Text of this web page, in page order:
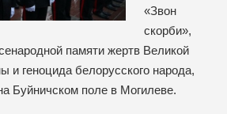
«Звон
скорби»,
памяти жертв Великой
и геноцида белорусского народа,
Буйничском поле в Могилеве.